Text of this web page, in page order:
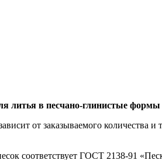
литья в песчано-глинистые формы
от заказываемого количества
соответствует ГОСТ 2138-91